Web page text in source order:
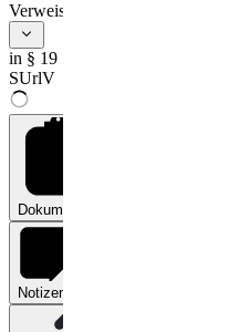
Verweise
in § 19
SUrlV
Dokumente
Notizen